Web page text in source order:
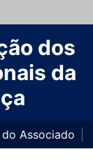
dos
da
Associado